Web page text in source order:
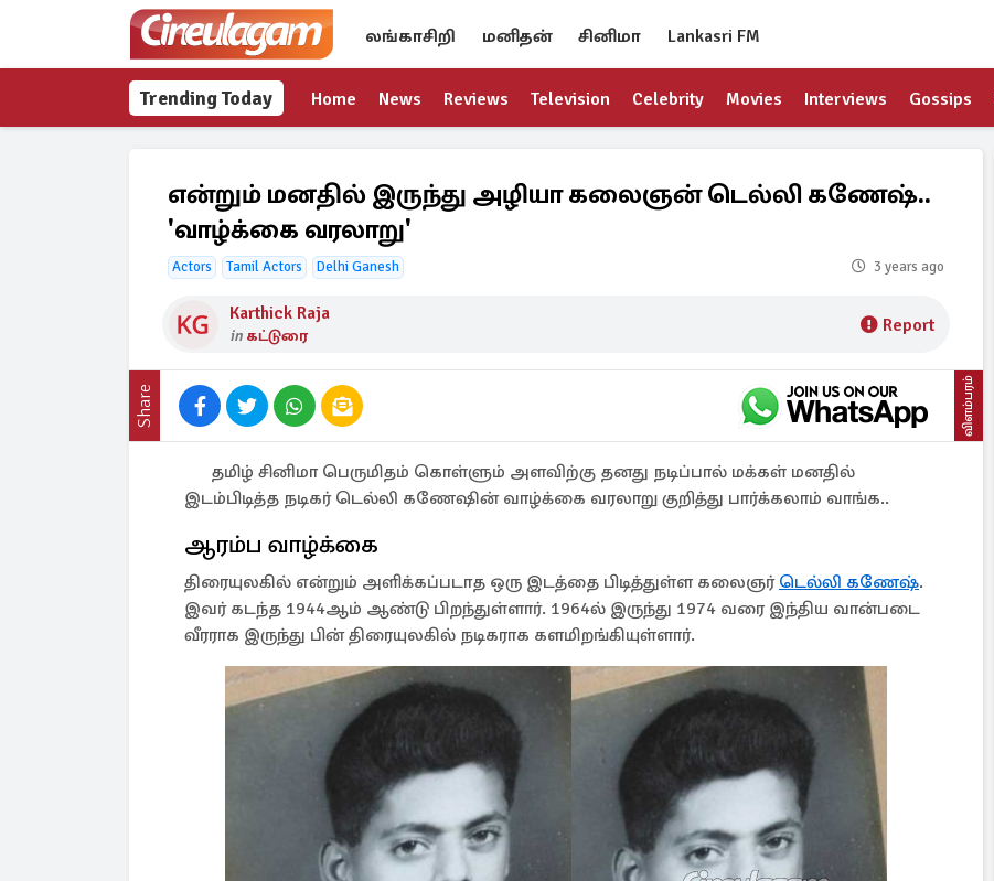
லங்காசிறி மனிதன் சினிமா Lankasri FM
Trending Today Home News Reviews Television Celebrity Movies Interviews Gossips
என்றும் மனதில் இருந்து அழியா கலைஞன் டெல்லி கணேஷ்..
'வாழ்க்கை வரலாறு'
Actors Tamil Actors Delhi Ganesh 3 years ago
Karthick Raja
in கட்டுரை Report
Share விளம்பரம்
தமிழ் சினிமா பெருமிதம் கொள்ளும் அளவிற்கு தனது நடிப்பால் மக்கள் மனதில்
இடம்பிடித்த நடிகர் டெல்லி கணேஷின் வாழ்க்கை வரலாறு குறித்து பார்க்கலாம் வாங்க..
ஆரம்ப வாழ்க்கை
திரையுலகில் என்றும் அளிக்கப்படாத ஒரு இடத்தை பிடித்துள்ள கலைஞர் டெல்லி கணேஷ்.
இவர் கடந்த 1944ஆம் ஆண்டு பிறந்துள்ளார். 1964ல் இருந்து 1974 வரை இந்திய வான்படை
வீரராக இருந்து பின் திரையுலகில் நடிகராக களமிறங்கியுள்ளார்.